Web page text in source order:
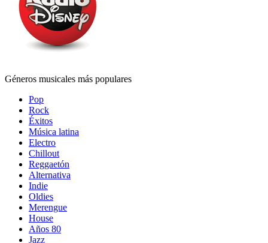
Géneros musicales más populares
Pop
Rock
Éxitos
Música latina
Electro
Chillout
Reggaetón
Alternativa
Indie
Oldies
Merengue
House
Años 80
Jazz